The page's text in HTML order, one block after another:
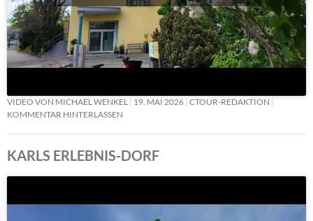
VIDEO VON MICHAEL WENKEL 19. MAI 2026 CTOUR-REDAKTION
KOMMENTAR HINTERLASSEN
KARLS ERLEBNIS-DORF